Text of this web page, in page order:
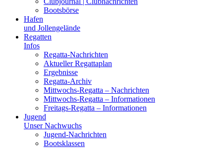
Bootsbörse
Hafen
und Jollengelände
Regatten
Infos
Regatta-Nachrichten
Aktueller Regattaplan
Ergebnisse
Regatta-Archiv
Mittwochs-Regatta – Nachrichten
Mittwochs-Regatta – Informationen
Freitags-Regatta – Informationen
Jugend
Unser Nachwuchs
Jugend-Nachrichten
Bootsklassen